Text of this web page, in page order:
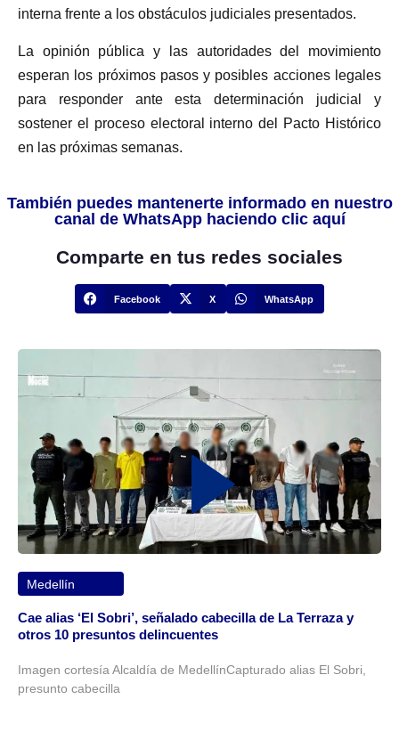
interna frente a los obstáculos judiciales presentados.
La opinión pública y las autoridades del movimiento
esperan los próximos pasos y posibles acciones legales
para responder ante esta determinación judicial y
sostener el proceso electoral interno del Pacto Histórico
en las próximas semanas.
También puedes mantenerte informado en nuestro
canal de WhatsApp haciendo clic aquí
Comparte en tus redes sociales
Facebook X WhatsApp
Medellín
Cae alias ‘El Sobri’, señalado cabecilla de La Terraza y
otros 10 presuntos delincuentes
Imagen cortesía Alcaldía de MedellínCapturado alias El Sobri,
presunto cabecilla